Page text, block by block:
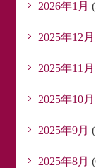
2026年1月
2025年12月
2025年11月
2025年10月
2025年9月
2025年8月